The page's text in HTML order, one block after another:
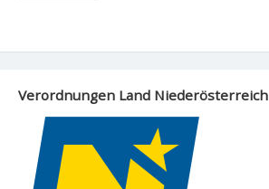
Verordnungen Land Niederösterreich